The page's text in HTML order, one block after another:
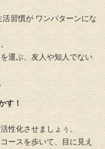
習慣が ワンパターンにな
運ぶ、 友人や知人でない
す！
性化させましょぅ。
ースを歩いて、目に見え